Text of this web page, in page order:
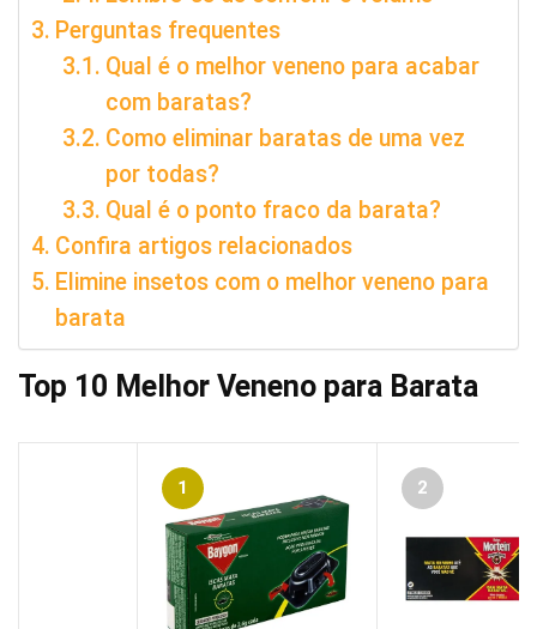
Perguntas frequentes
Qual é o melhor veneno para acabar
com baratas?
Como eliminar baratas de uma vez
por todas?
Qual é o ponto fraco da barata?
Confira artigos relacionados
Elimine insetos com o melhor veneno para
barata
Top 10 Melhor Veneno para Barata
1 2